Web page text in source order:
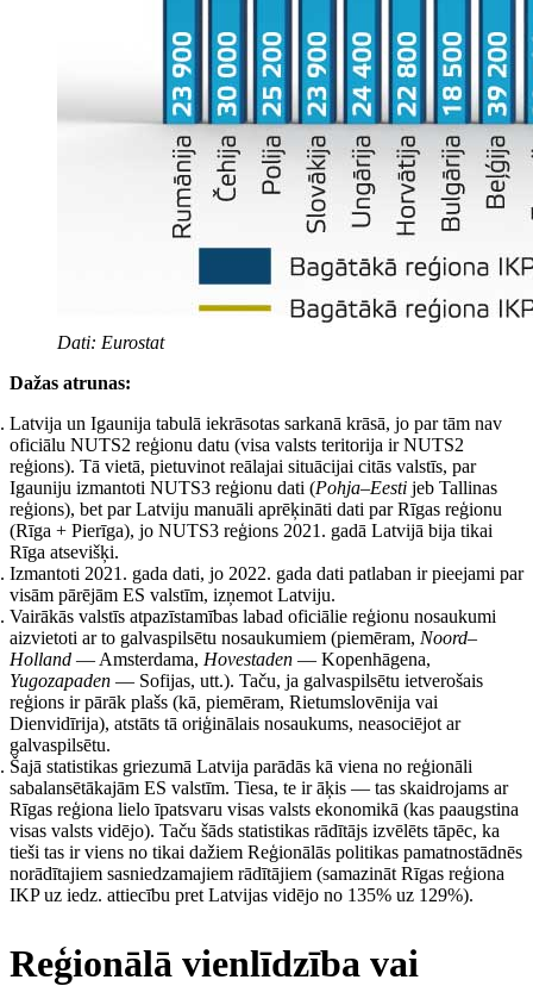
Dati: Eurostat
Dažas atrunas:
Latvija un Igaunija tabulā iekrāsotas sarkanā krāsā, jo par tām nav
oficiālu NUTS2 reģionu datu (visa valsts teritorija ir NUTS2
reģions). Tā vietā, pietuvinot reālajai situācijai citās valstīs, par
Igauniju izmantoti NUTS3 reģionu dati (Pohja–Eesti jeb Tallinas
reģions), bet par Latviju manuāli aprēķināti dati par Rīgas reģionu
(Rīga + Pierīga), jo NUTS3 reģions 2021. gadā Latvijā bija tikai
Rīga atsevišķi.
Izmantoti 2021. gada dati, jo 2022. gada dati patlaban ir pieejami par
visām pārējām ES valstīm, izņemot Latviju.
Vairākās valstīs atpazīstamības labad oficiālie reģionu nosaukumi
aizvietoti ar to galvaspilsētu nosaukumiem (piemēram, Noord–
Holland — Amsterdama, Hovestaden — Kopenhāgena,
Yugozapaden — Sofijas, utt.). Taču, ja galvaspilsētu ietverošais
reģions ir pārāk plašs (kā, piemēram, Rietumslovēnija vai
Dienvidīrija), atstāts tā oriģinālais nosaukums, neasociējot ar
galvaspilsētu.
Šajā statistikas griezumā Latvija parādās kā viena no reģionāli
sabalansētākajām ES valstīm. Tiesa, te ir āķis — tas skaidrojams ar
Rīgas reģiona lielo īpatsvaru visas valsts ekonomikā (kas paaugstina
visas valsts vidējo). Taču šāds statistikas rādītājs izvēlēts tāpēc, ka
tieši tas ir viens no tikai dažiem Reģionālās politikas pamatnostādnēs
norādītajiem sasniedzamajiem rādītājiem (samazināt Rīgas reģiona
IKP uz iedz. attiecību pret Latvijas vidējo no 135% uz 129%).
Reģionālā vienlīdzība vai